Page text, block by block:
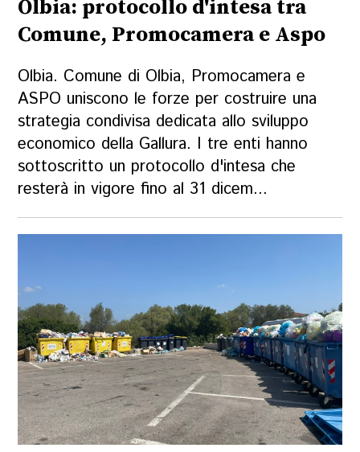
Olbia: protocollo d'intesa tra
Comune, Promocamera e Aspo
Olbia. Comune di Olbia, Promocamera e
ASPO uniscono le forze per costruire una
strategia condivisa dedicata allo sviluppo
economico della Gallura. I tre enti hanno
sottoscritto un protocollo d'intesa che
resterà in vigore fino al 31 dicem...